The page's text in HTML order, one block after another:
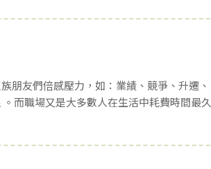
朋友們倍感壓力，如：業績、競爭、升遷、
而職場又是大多數人在生活中耗費時間最久